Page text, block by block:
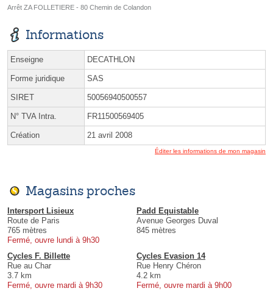
Arrêt ZA FOLLETIERE - 80 Chemin de Colandon
Informations
Enseigne DECATHLON
Forme juridique SAS
SIRET 50056940500557
N° TVA Intra. FR11500569405
Création 21 avril 2008
Éditer les informations de mon magasin
Magasins proches
Intersport Lisieux
Route de Paris
765 mètres
Fermé, ouvre lundi à 9h30
Padd Equistable
Avenue Georges Duval
845 mètres
Cycles F. Billette
Rue au Char
3.7 km
Fermé, ouvre mardi à 9h30
Cycles Evasion 14
Rue Henry Chéron
4.2 km
Fermé, ouvre mardi à 9h00